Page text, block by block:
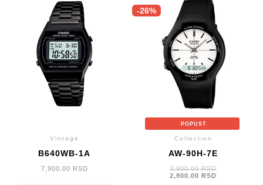
Vintage
B640WB-1A
7,900.00 RSD
-26%
POPUST
Collection
AW-90H-7E
3,900.00RSDOriginalna
2,900.00RSD